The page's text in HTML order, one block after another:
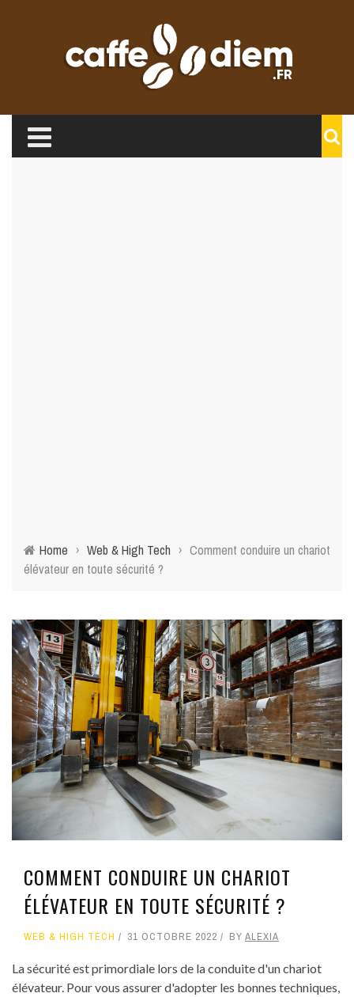
Home › Web & High Tech › Comment conduire un chariot
élévateur en toute sécurité ?
COMMENT CONDUIRE UN CHARIOT
ÉLÉVATEUR EN TOUTE SÉCURITÉ ?
WEB & HIGH TECH 31 OCTOBRE 2022 BY ALEXIA
La sécurité est primordiale lors de la conduite d'un chariot
élévateur. Pour vous assurer d'adopter les bonnes techniques,